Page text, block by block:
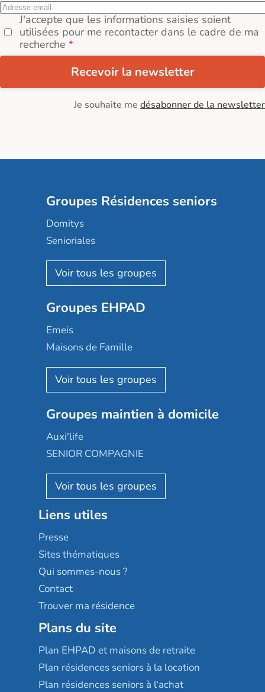
J'accepte que les informations saisies soient
utilisées pour me recontacter dans le cadre de ma
recherche
Recevoir la newsletter
Je souhaite me désabonner de la newsletter
Groupes Résidences seniors
Domitys
Senioriales
Nohée
Les Résidentiels
Mobicap
Domusvi
Happy Senior
Aquarelia
Nexity edenea
Les jardins d'Arcadie
Occitalia
Appartseniors
Reseda
Stella management
Les villages d'or
Sérénys
Résidences services Villa Médicis
Groupes EHPAD
Emeis
Maisons de Famille
Korian
Emera
Groupe SOS
Le Noble Âge
Almage
Résidalya
Groupe aplus
Groupes maintien à domicile
Auxi'life
SENIOR COMPAGNIE
AGE D'OR Services
Liens utiles
Presse
Sites thématiques
Qui sommes-nous ?
Contact
Trouver ma résidence
Plans du site
Plan EHPAD et maisons de retraite
Plan résidences seniors à la location
Plan résidences seniors à l'achat